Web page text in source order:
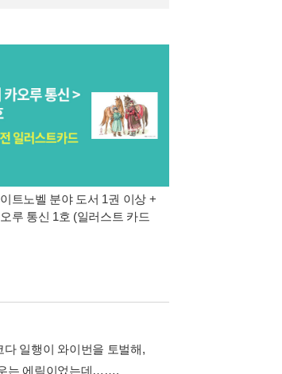
트노벨 분야 도서 1권 이상 +
루 통신 1호 (일러스트 카드
일행이 와이번을 토벌해,
는 에릭이었는데…….